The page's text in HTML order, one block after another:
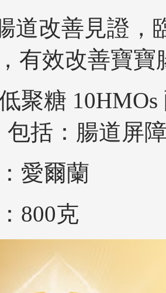
道改善見證，
有效改善寶寶
聚糖
包括：腸道屏
愛爾蘭
800克